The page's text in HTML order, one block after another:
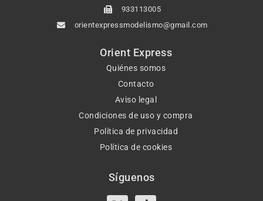
933113005
orientexpressmodelismo@gmail.com
Orient Express
Quiénes somos
Contacto
Aviso legal
Condiciones de uso y compra
Política de privacidad
Política de cookies
Síguenos